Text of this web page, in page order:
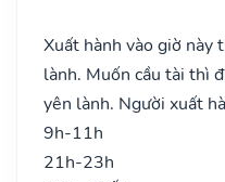
Xuất hành vào giờ này
lành. Muốn cầu tài thì
yên lành. Người xuất
9h-11h
21h-23h